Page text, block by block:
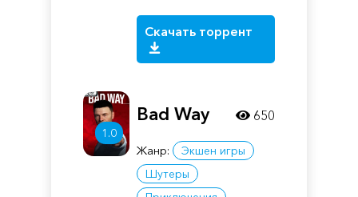
Скачать торрент
1.0
Bad Way
Жанр:
Экшен игры
Шутеры
650